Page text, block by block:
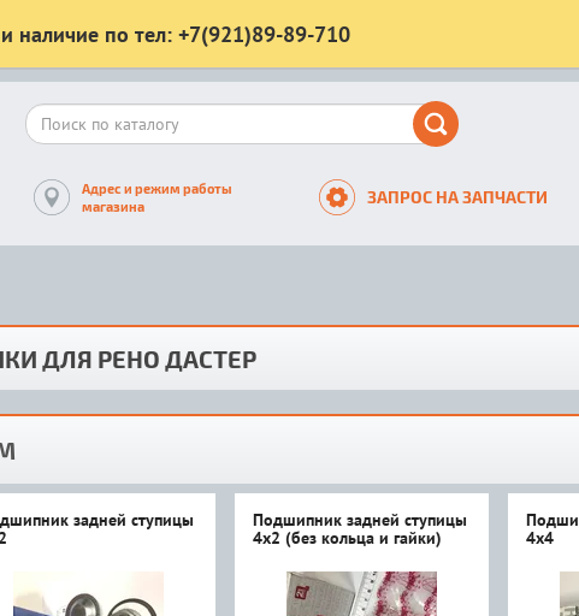
наличие по тел: +7(921)89-89-710
Адрес и режим работы
магазина
ЗАПРОС НА ЗАПЧАСТИ
ДЛЯ РЕНО ДАСТЕР
задней ступицы
Подшипник задней ступицы
4x2 (без кольца и гайки)
4x4